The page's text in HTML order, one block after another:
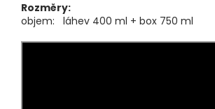
Rozměry:
objem: láhev 400 ml + box 750 ml